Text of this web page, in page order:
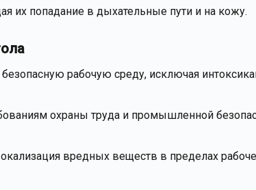
их попадание в дыхательные пути и на кожу.
рабочую среду, исключая
охраны труда и промышленной
вредных веществ в пределах